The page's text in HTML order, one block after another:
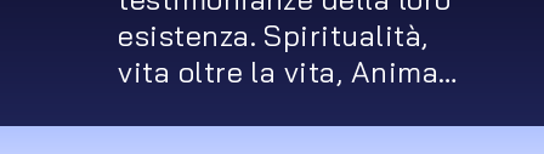
esistenza. Spiritualità,
vita oltre la vita, Anima…